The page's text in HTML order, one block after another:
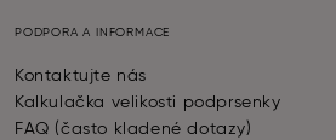
PODPORA A INFORMACE
Kontaktujte nás
Kalkulačka velikosti podprsenky
FAQ (často kladené dotazy)